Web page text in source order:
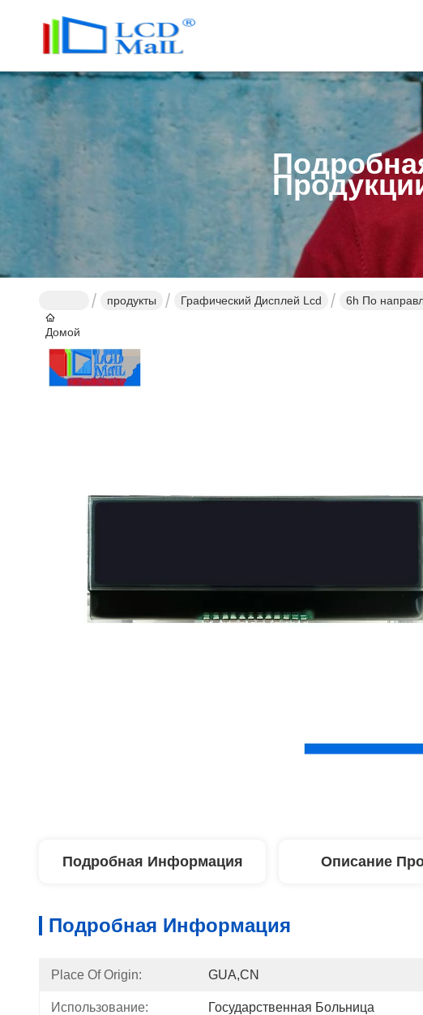
Домой
продукты Графический Дисплей Lcd 6h По
Подробная Информация Описание
Подробная Информация
Place Of Origin: GUA,CN
Использование: Государственная Больница